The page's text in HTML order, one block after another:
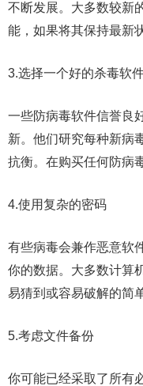
不断发展。大多数较新
能，如果将其保持最新
3.选择一个好的杀毒软
一些防病毒软件信誉良
新。他们研究每种新病
抗衡。在购买任何防病
4.使用复杂的密码
有些病毒会兼作恶意软
你的数据。大多数计算
易猜到或容易破解的简
5.考虑文件备份
你可能已经采取了所有